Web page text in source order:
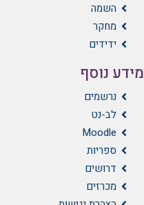
השמה
מחקר
ידידים
מידע נוסף
נרשמים
לב-נט
Moodle
ספריות
דרושים
מכרזים